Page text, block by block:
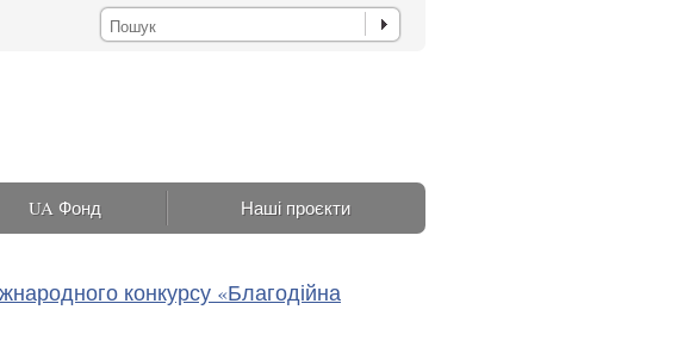
UA Фонд Наші проєкти
конкурсу «Благодійна